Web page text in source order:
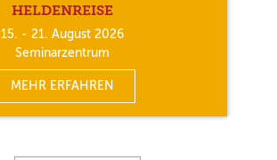
HELDENREISE
15. - 21. August 2026
Seminarzentrum
MEHR ERFAHREN